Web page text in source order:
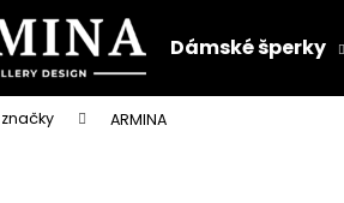
Dámské šperky
ARMINA